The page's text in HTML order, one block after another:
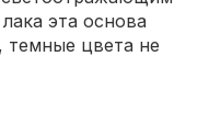
эта основа
темные цвета не